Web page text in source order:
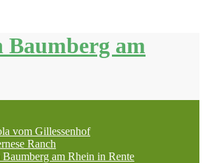
Baumberg am
vom Gillessenhof
Ranch
am Rhein in Rente